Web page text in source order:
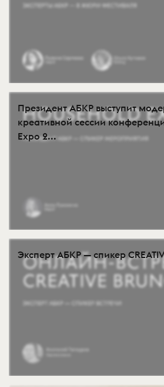
Президент АБКР выступит
креативной сессии
Expo 2...
Эксперт АБКР — спикер